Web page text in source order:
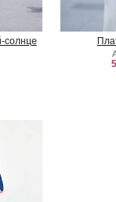
солнце